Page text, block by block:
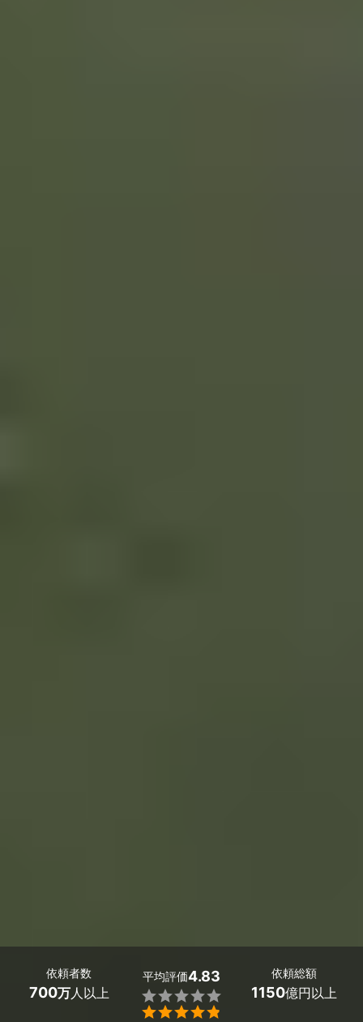
依頼者数
700万人以上
平均評価4.83


依頼総額
1150億円以上